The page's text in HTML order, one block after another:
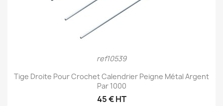
ref10539
Tige Droite Pour Crochet Calendrier Peigne Métal Argent
Par 1000
45 € HT